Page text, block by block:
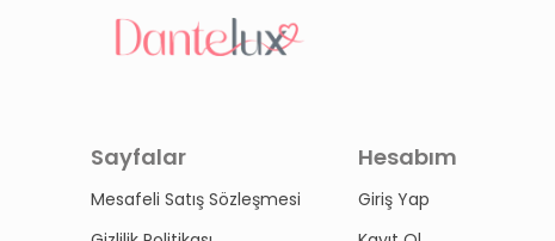
Sayfalar
Mesafeli Satış Sözleşmesi
Hesabım
Giriş Yap